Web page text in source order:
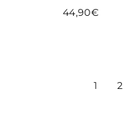
44,90€
1 2